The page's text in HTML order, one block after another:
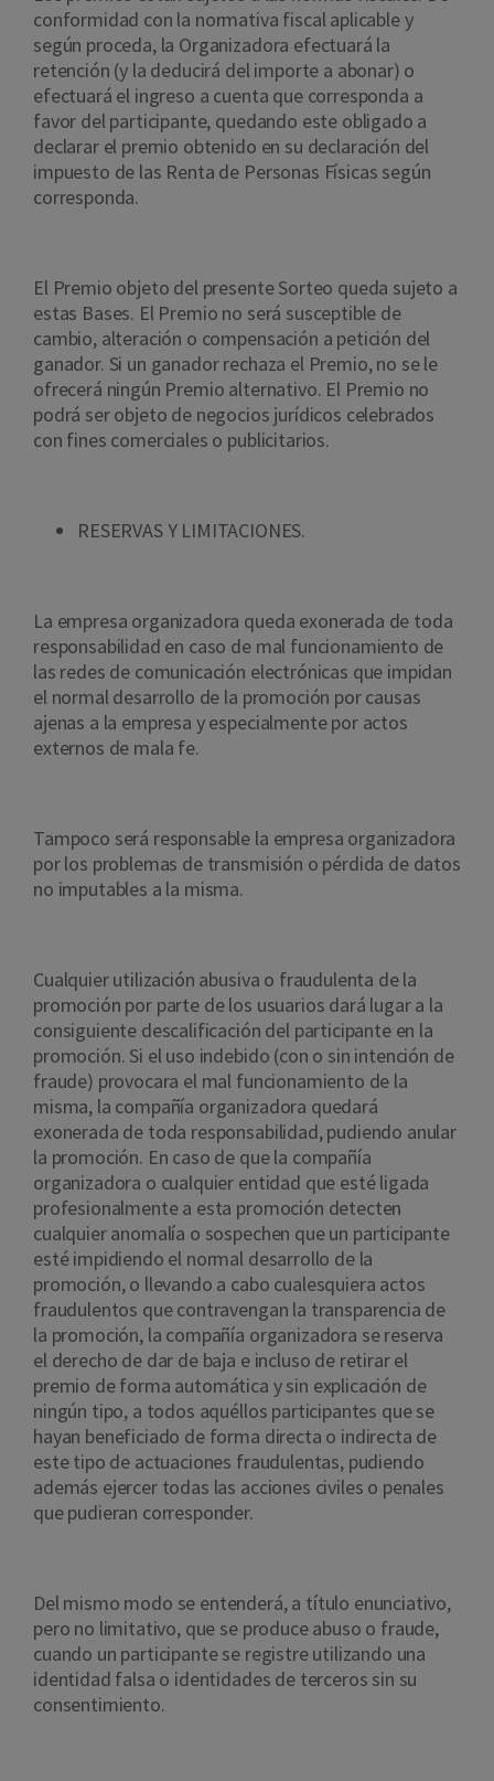
conformidad con la normativa fiscal aplicable y
según proceda, la Organizadora efectuará la
retención (y la deducirá del importe a abonar) o
efectuará el ingreso a cuenta que corresponda a
favor del participante, quedando este obligado a
declarar el premio obtenido en su declaración del
impuesto de las Renta de Personas Físicas según
corresponda.
El Premio objeto del presente Sorteo queda sujeto a
estas Bases. El Premio no será susceptible de
cambio, alteración o compensación a petición del
ganador. Si un ganador rechaza el Premio, no se le
ofrecerá ningún Premio alternativo. El Premio no
podrá ser objeto de negocios jurídicos celebrados
con fines comerciales o publicitarios.
RESERVAS Y LIMITACIONES.
La empresa organizadora queda exonerada de toda
responsabilidad en caso de mal funcionamiento de
las redes de comunicación electrónicas que impidan
el normal desarrollo de la promoción por causas
ajenas a la empresa y especialmente por actos
externos de mala fe.
Tampoco será responsable la empresa organizadora
por los problemas de transmisión o pérdida de datos
no imputables a la misma.
Cualquier utilización abusiva o fraudulenta de la
promoción por parte de los usuarios dará lugar a la
consiguiente descalificación del participante en la
promoción. Si el uso indebido (con o sin intención de
fraude) provocara el mal funcionamiento de la
misma, la compañía organizadora quedará
exonerada de toda responsabilidad, pudiendo anular
la promoción. En caso de que la compañía
organizadora o cualquier entidad que esté ligada
profesionalmente a esta promoción detecten
cualquier anomalía o sospechen que un participante
esté impidiendo el normal desarrollo de la
promoción, o llevando a cabo cualesquiera actos
fraudulentos que contravengan la transparencia de
la promoción, la compañía organizadora se reserva
el derecho de dar de baja e incluso de retirar el
premio de forma automática y sin explicación de
ningún tipo, a todos aquéllos participantes que se
hayan beneficiado de forma directa o indirecta de
este tipo de actuaciones fraudulentas, pudiendo
además ejercer todas las acciones civiles o penales
que pudieran corresponder.
Del mismo modo se entenderá, a título enunciativo,
pero no limitativo, que se produce abuso o fraude,
cuando un participante se registre utilizando una
identidad falsa o identidades de terceros sin su
consentimiento.